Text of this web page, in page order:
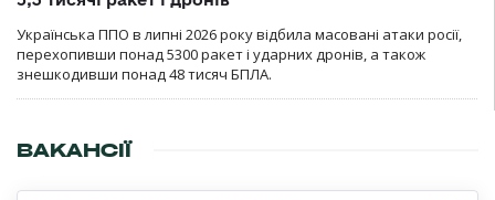
Українська ППО в липні 2026 року відбила масовані атаки росії,
перехопивши понад 5300 ракет і ударних дронів, а також
знешкодивши понад 48 тисяч БПЛА.
ВАКАНСІЇ